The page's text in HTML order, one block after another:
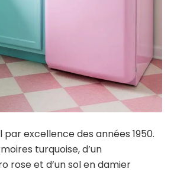
excellence des années 1950.
turquoise, d’un
rose et d’un sol en damier